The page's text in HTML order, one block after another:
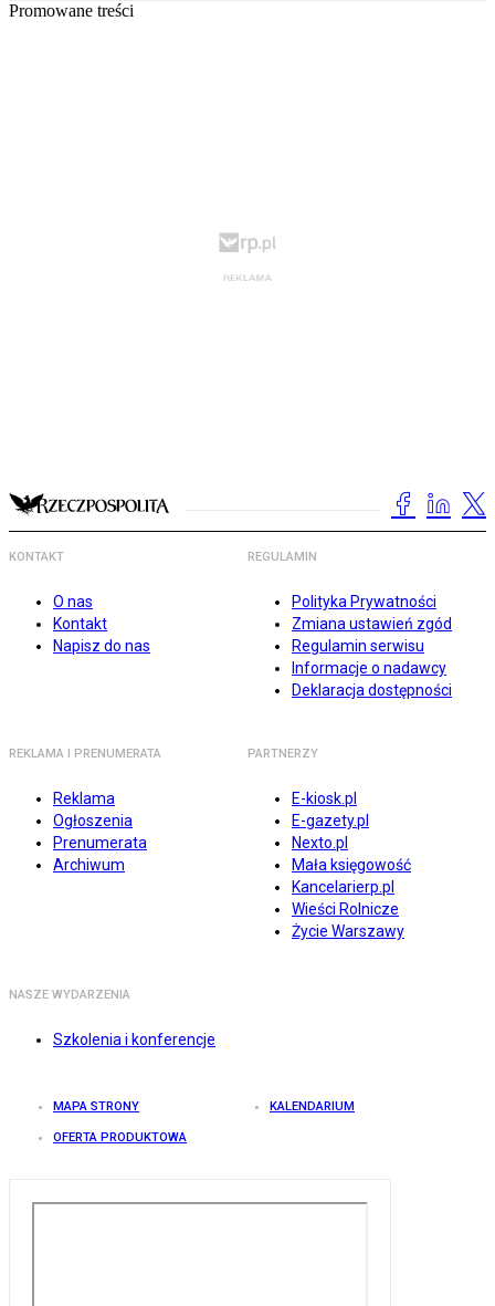
Promowane treści
KONTAKT
O nas
Kontakt
Napisz do nas
REGULAMIN
Polityka Prywatności
Zmiana ustawień zgód
Regulamin serwisu
Informacje o nadawcy
Deklaracja dostępności
REKLAMA I PRENUMERATA
Reklama
Ogłoszenia
Prenumerata
Archiwum
PARTNERZY
E-kiosk.pl
E-gazety.pl
Nexto.pl
Mała księgowość
Kancelarierp.pl
Wieści Rolnicze
Życie Warszawy
NASZE WYDARZENIA
Szkolenia i konferencje
MAPA STRONY KALENDARIUM
OFERTA PRODUKTOWA